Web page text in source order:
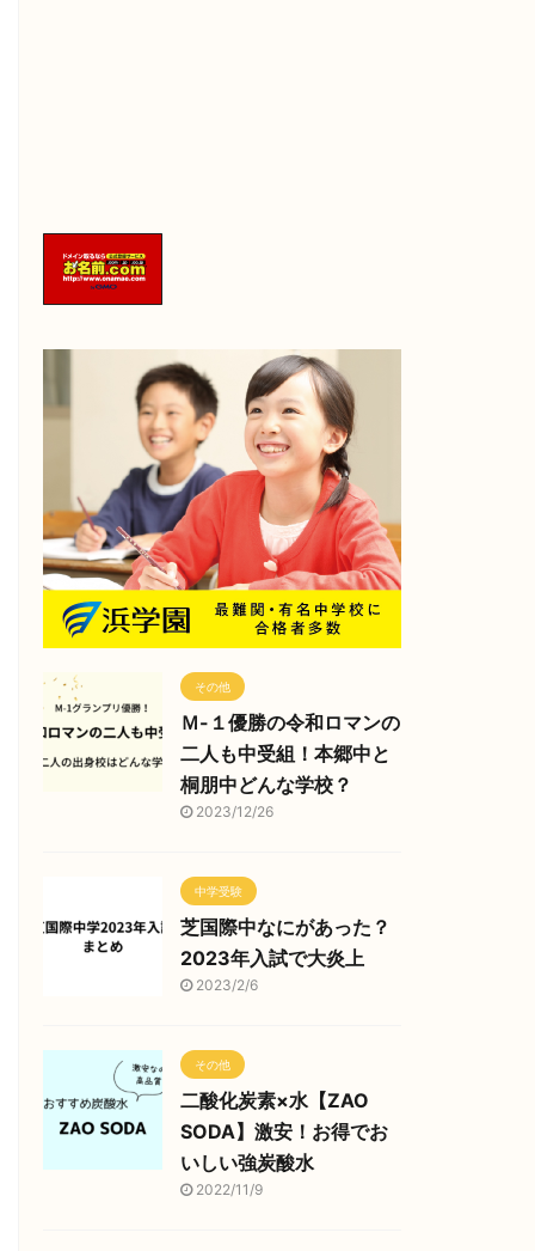
その他
Ｍ-１優勝の令和ロマンの
二人も中受組！本郷中と
桐朋中どんな学校？
2023/12/26
中学受験
芝国際中なにがあった？
2023年入試で大炎上
2023/2/6
その他
二酸化炭素×水【ZAO
SODA】激安！お得でお
いしい強炭酸水
2022/11/9